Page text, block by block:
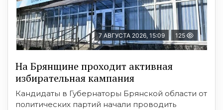
7 АВГУСТА 2026, 15:09 125
На Брянщине проходит активная
избирательная кампания
Кандидаты в Губернаторы Брянской области от
политических партий начали проводить